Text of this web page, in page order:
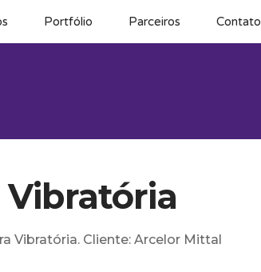
Portfólio Parceiros Contato
Vibratória
Vibratória. Cliente: Arcelor Mittal